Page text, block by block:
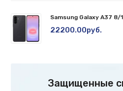
Samsung Galaxy A37
22200.00руб.
Защищенные